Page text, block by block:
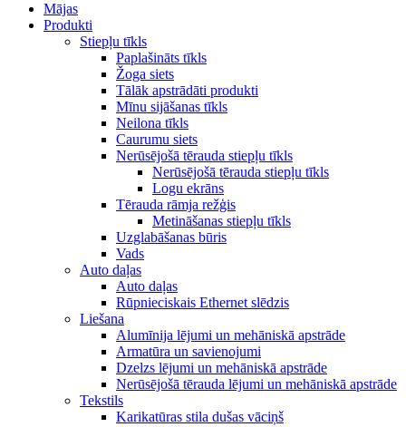
Mājas
Produkti
Stiepļu tīkls
Paplašināts tīkls
Žoga siets
Tālāk apstrādāti produkti
Mīnu sijāšanas tīkls
Neilona tīkls
Caurumu siets
Nerūsējošā tērauda stiepļu tīkls
Nerūsējošā tērauda stiepļu tīkls
Logu ekrāns
Tērauda rāmja režģis
Metināšanas stiepļu tīkls
Uzglabāšanas būris
Vads
Auto daļas
Auto daļas
Rūpnieciskais Ethernet slēdzis
Liešana
Alumīnija lējumi un mehāniskā apstrāde
Armatūra un savienojumi
Dzelzs lējumi un mehāniskā apstrāde
Nerūsējošā tērauda lējumi un mehāniskā apstrāde
Tekstils
Karikatūras stila dušas vāciņš